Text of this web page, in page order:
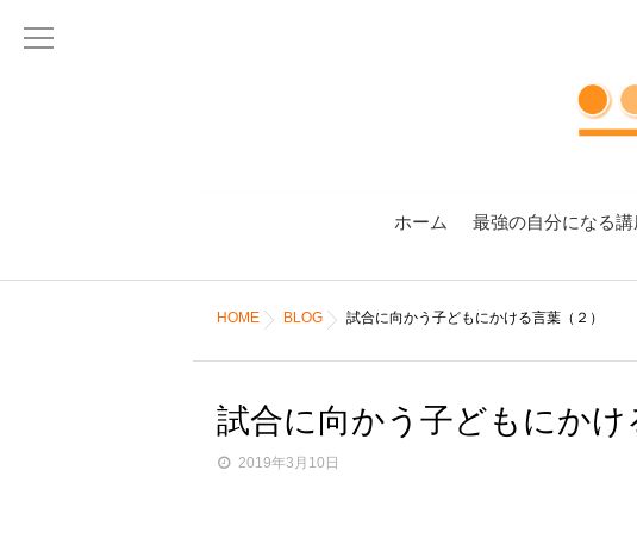
ホーム 最強の自分になる講
HOME BLOG 試合に向かう子どもにかける言葉（２）
試合に向かう子どもにかけ
2019年3月10日